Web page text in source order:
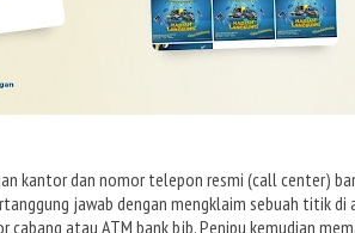
kantor dan nomor telepon resmi (call center)
jawab dengan mengklaim sebuah titik di
cabang atau ATM bank bjb. Penipu kemudian